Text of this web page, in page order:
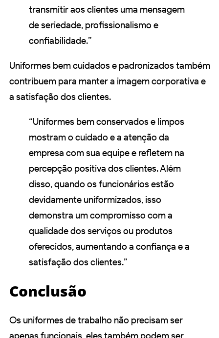
transmitir aos clientes uma mensagem
de seriedade, profissionalismo e
confiabilidade.”
Uniformes bem cuidados e padronizados também
contribuem para manter a imagem corporativa e
a satisfação dos clientes.
“Uniformes bem conservados e limpos
mostram o cuidado e a atenção da
empresa com sua equipe e refletem na
percepção positiva dos clientes. Além
disso, quando os funcionários estão
devidamente uniformizados, isso
demonstra um compromisso com a
qualidade dos serviços ou produtos
oferecidos, aumentando a confiança e a
satisfação dos clientes.”
Conclusão
Os uniformes de trabalho não precisam ser